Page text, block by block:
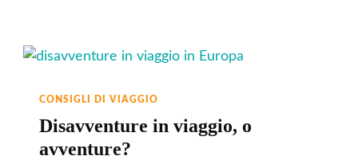
CONSIGLI DI VIAGGIO
Disavventure in viaggio, o
avventure?